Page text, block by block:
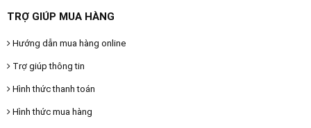
TRỢ GIÚP MUA HÀNG
Hướng dẫn mua hàng online
Trợ giúp thông tin
Hình thức thanh toán
Hình thức mua hàng